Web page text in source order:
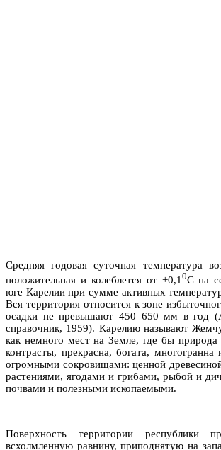
Средняя годовая суточная температура
положительная и колеблется от +0,1 0С на
юге Карелии при сумме активных
Вся территория относится к зоне
осадки не превышают 450–650 мм в год
справочник, 1959). Карелию называют
как немного мест на Земле, где бы
контрасты, прекрасна, богата, многогранна
огромными сокровищами: ценной
растениями, ягодами и грибами, рыбой и
почвами и полезными ископаемыми.
Поверхность территории республики
всхолмленную равнину, приподнятую на